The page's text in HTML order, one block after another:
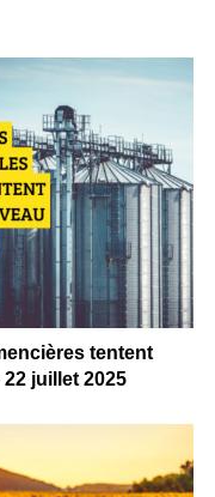
tentent
juillet 2025